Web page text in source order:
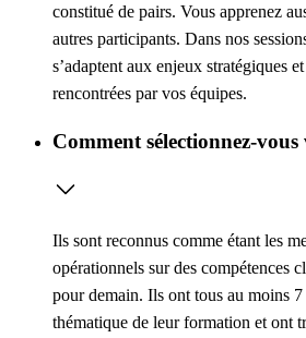
constitué de pairs. Vous apprenez
autres participants. Dans nos
s’adaptent aux enjeux stratégiques
rencontrées par vos équipes.
Comment sélectionnez-
Ils sont reconnus comme étant les
opérationnels sur des compétences
pour demain. Ils ont tous au moins 7
thématique de leur formation et ont